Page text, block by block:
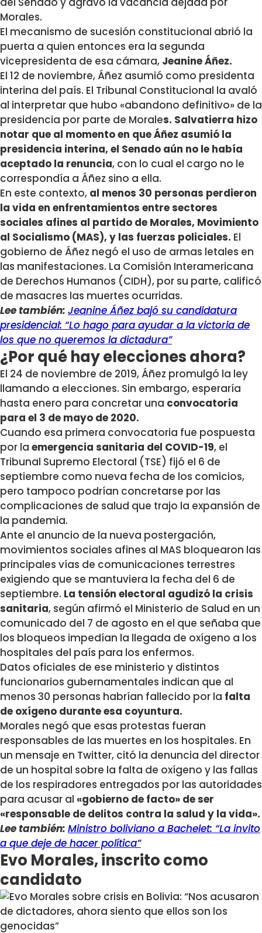
Morales.
El mecanismo de sucesión constitucional abrió la
puerta a quien entonces era la segunda
vicepresidenta de esa cámara, Jeanine Áñez.
El 12 de noviembre, Áñez asumió como presidenta
interina del país. El Tribunal Constitucional la avaló
al interpretar que hubo «abandono definitivo» de la
presidencia por parte de Morales. Salvatierra hizo
notar que al momento en que Áñez asumió la
presidencia interina, el Senado aún no le había
aceptado la renuncia, con lo cual el cargo no le
correspondía a Áñez sino a ella.
En este contexto, al menos 30 personas perdieron
la vida en enfrentamientos entre sectores
sociales afines al partido de Morales, Movimiento
al Socialismo (MAS), y las fuerzas policiales. El
gobierno de Áñez negó el uso de armas letales en
las manifestaciones. La Comisión Interamericana
de Derechos Humanos (CIDH), por su parte, calificó
de masacres las muertes ocurridas.
Lee también: Jeanine Áñez bajó su candidatura
presidencial: “Lo hago para ayudar a la victoria de
los que no queremos la dictadura”
¿Por qué hay elecciones ahora?
El 24 de noviembre de 2019, Áñez promulgó la ley
llamando a elecciones. Sin embargo, esperaría
hasta enero para concretar una convocatoria
para el 3 de mayo de 2020.
Cuando esa primera convocatoria fue pospuesta
por la emergencia sanitaria del COVID-19, el
Tribunal Supremo Electoral (TSE) fijó el 6 de
septiembre como nueva fecha de los comicios,
pero tampoco podrían concretarse por las
complicaciones de salud que trajo la expansión de
la pandemia.
Ante el anuncio de la nueva postergación,
movimientos sociales afines al MAS bloquearon las
principales vías de comunicaciones terrestres
exigiendo que se mantuviera la fecha del 6 de
septiembre. La tensión electoral agudizó la crisis
sanitaria, según afirmó el Ministerio de Salud en un
comunicado del 7 de agosto en el que señaba que
los bloqueos impedían la llegada de oxígeno a los
hospitales del país para los enfermos.
Datos oficiales de ese ministerio y distintos
funcionarios gubernamentales indican que al
menos 30 personas habrían fallecido por la falta
de oxígeno durante esa coyuntura.
Morales negó que esas protestas fueran
responsables de las muertes en los hospitales. En
un mensaje en Twitter, citó la denuncia del director
de un hospital sobre la falta de oxígeno y las fallas
de los respiradores entregados por las autoridades
para acusar al «gobierno de facto» de ser
«responsable de delitos contra la salud y la vida».
Lee también: Ministro boliviano a Bachelet: “La invito
a que deje de hacer política”
Evo Morales, inscrito como
candidato